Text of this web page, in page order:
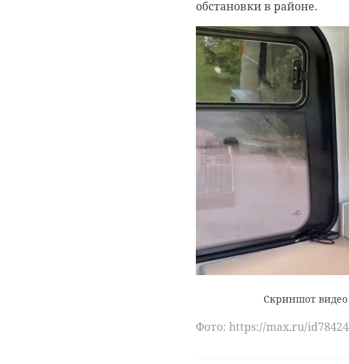
обстановки в районе.
Скриншот видео
Фото: https://max.ru/